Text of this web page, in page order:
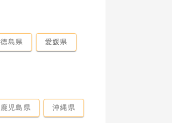
徳島県 愛媛県
鹿児島県 沖縄県